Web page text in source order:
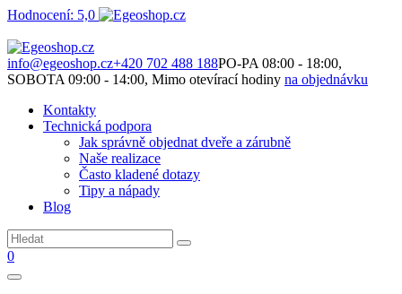
Hodnocení: 5,0
info@egeoshop.cz+420 702 488 188PO-PA 08:00 - 18:00,
SOBOTA 09:00 - 14:00, Mimo otevírací hodiny na objednávku
Kontakty
Technická podpora
Jak správně objednat dveře a zárubně
Naše realizace
Často kladené dotazy
Tipy a nápady
Blog
0